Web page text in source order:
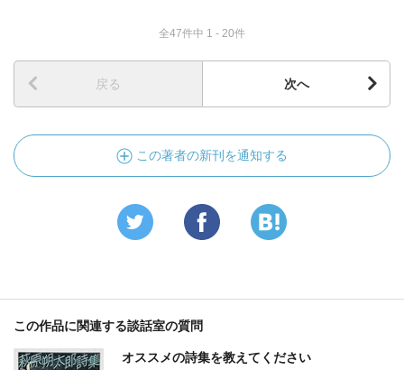
全47件中 1 - 20件
戻る 次へ
この著者の新刊を通知する
この作品に関連する談話室の質問
オススメの詩集を教えてください